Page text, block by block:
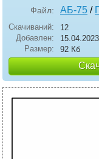
Файл: АБ-75 /
Скачиваний:
12
Добавлен:
15.04.2023
Размер:
92 Кб